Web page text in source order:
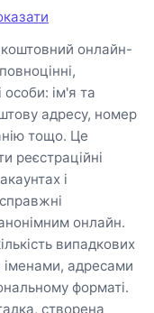
онлайн-
особи: ім'я та
адресу, номер
тощо. Це
реєстраційні
і
онлайн.
випадкових
іменами, адресами
форматі.
створена